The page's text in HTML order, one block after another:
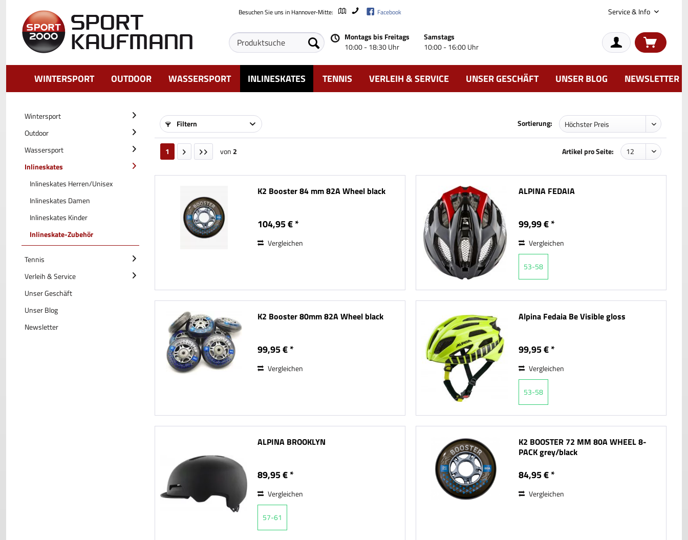
Besuchen Sie uns in Hannover-Mitte: Facebook Service & Info
Montags bis Freitags
10:00 - 18:30 Uhr
Samstags
10:00 - 16:00 Uhr
WINTERSPORT OUTDOOR WASSERSPORT INLINESKATES TENNIS VERLEIH & SERVICE UNSER GESCHÄFT UNSER BLOG NEWSLETTER
Wintersport
Outdoor
Wassersport
Inlineskates
Inlineskates Herren/Unisex
Inlineskates Damen
Inlineskates Kinder
Inlineskate-Zubehör
Tennis
Verleih & Service
Unser Geschäft
Unser Blog
Newsletter
Filtern Sortierung:
1 von 2 Artikel pro Seite:
K2 Booster 84 mm 82A Wheel black
104,95 € *
Vergleichen
ALPINA FEDAIA
99,99 € *
Vergleichen
53-58
K2 Booster 80mm 82A Wheel black
99,95 € *
Vergleichen
Alpina Fedaia Be Visible gloss
99,95 € *
Vergleichen
53-58
ALPINA BROOKLYN
89,95 € *
Vergleichen
57-61
K2 BOOSTER 72 MM 80A WHEEL 8-
PACK grey/black
84,95 € *
Vergleichen